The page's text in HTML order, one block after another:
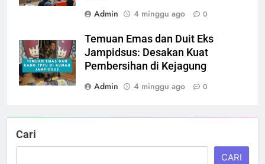
Admin
4 minggu ago 0
Temuan Emas dan Duit Eks
Jampidsus: Desakan Kuat
Pembersihan di Kejagung
Admin
4 minggu ago 0
Cari
CARI